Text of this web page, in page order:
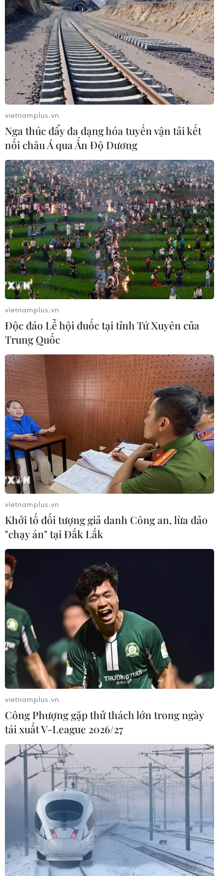
TIN CÙNG CHUYÊN MỤC
An Giang: Cháy lớn ở khu dân cư
khiến 5 căn nhà bị hư hại
06/08/2026 16:12
vietnamplus.vn
Nga thúc đẩy đa dạng hóa tuyến vận tải kết
nối châu Á qua Ấn Độ Dương
vietnamplus.vn
Độc đáo Lễ hội đuốc tại tỉnh Tứ Xuyên của
Trung Quốc
vietnamplus.vn
Khởi tố đối tượng giả danh Công an, lừa đảo
"chạy án" tại Đắk Lắk
vietnamplus.vn
Công Phượng gặp thử thách lớn trong ngày
tái xuất V-League 2026/27